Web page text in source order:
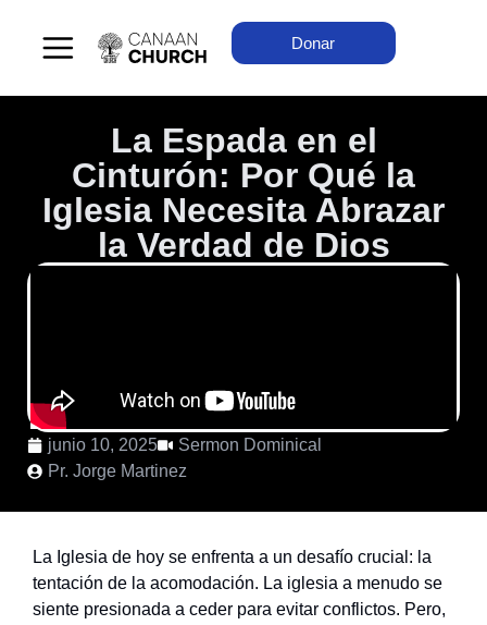
Donar
La Espada en el
Cinturón: Por Qué la
Iglesia Necesita Abrazar
la Verdad de Dios
junio 10, 2025
Sermon Dominical
Pr. Jorge Martinez
La Iglesia de hoy se enfrenta a un desafío crucial: la
tentación de la acomodación. La iglesia a menudo se
siente presionada a ceder para evitar conflictos. Pero,